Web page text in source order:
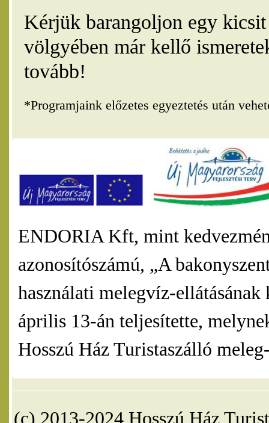
Kérjük barangoljon egy
völgyében már kellő
tovább!
*Programjaink előzetes egyeztetés után
ENDORIA Kft, mint
azonosítószámú, „A
használati melegvíz-
április 13-án teljesítette,
Hosszú Ház Turistaszálló
(c) 2013-2024 Hosszú Ház